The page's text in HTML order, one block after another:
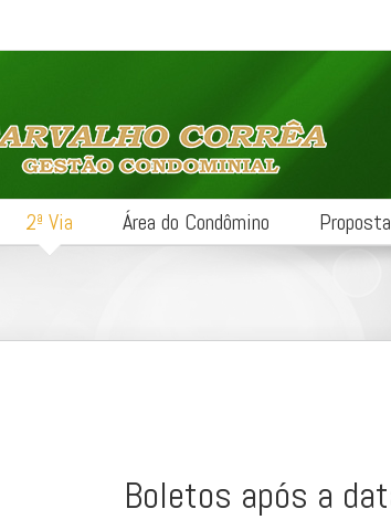
2ª Via Área do Condômino Proposta
Boletos após a